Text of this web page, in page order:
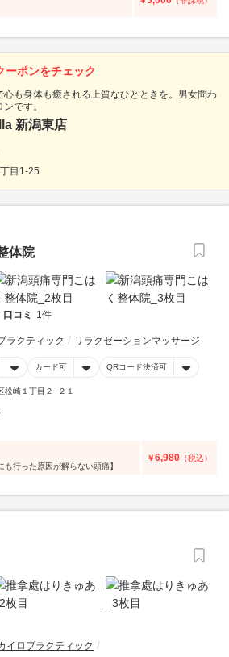
ーポンをチェック
も身体も癒される上質なひとときを。男女問わ
です。
新潟東店
目1-25
体院
口コミ 1件
ラクティック リラクゼーションマッサージ
カード可 QRコード決済可
松崎１丁目２−２１
行った原因が解らない頭痛】
￥6,980 （税込）
イロプラクティック